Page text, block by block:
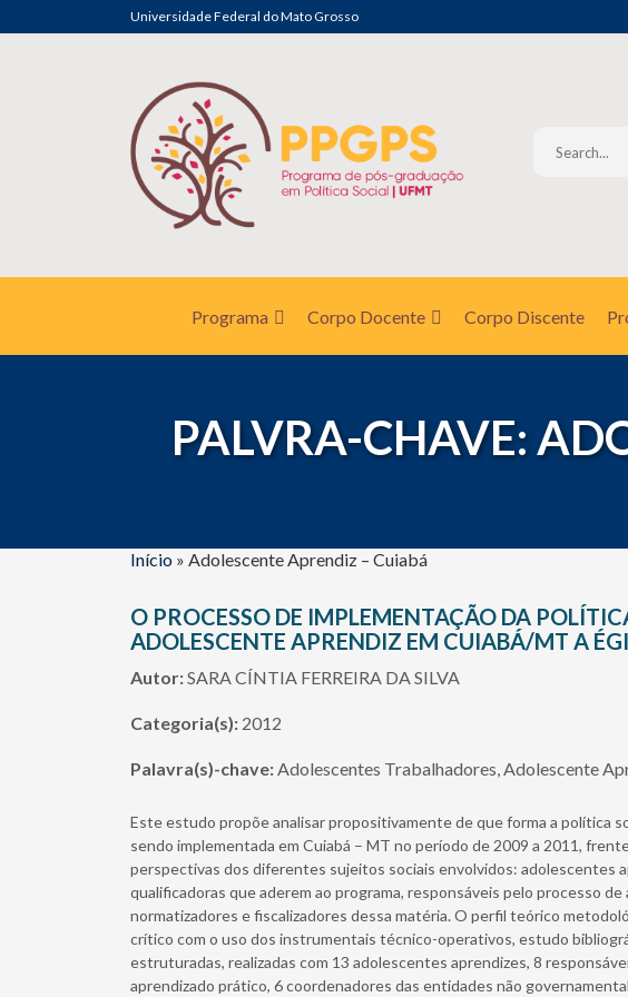
Universidade Federal do Mato Grosso
Programa Corpo Docente Corpo Discente
PALVRA-CHAVE:
Início » Adolescente Aprendiz – Cuiabá
O PROCESSO DE IMPLEMENTAÇÃO DA
ADOLESCENTE APRENDIZ EM CUIABÁ/MT A
Autor:SARA CÍNTIA FERREIRA DA SILVA
Categoria(s): 2012
Palavra(s)-chave:Adolescentes Trabalhadores, Adolescente
Este estudo propõe analisar propositivamente de que forma a política
sendo implementada em Cuiabá – MT no período de 2009 a 2011,
perspectivas dos diferentes sujeitos sociais envolvidos: adolescentes
qualificadoras que aderem ao programa, responsáveis pelo processo
normatizadores e fiscalizadores dessa matéria. O perfil teórico
crítico com o uso dos instrumentais técnico-operativos, estudo
estruturadas, realizadas com 13 adolescentes aprendizes, 8
aprendizado prático, 6 coordenadores das entidades não